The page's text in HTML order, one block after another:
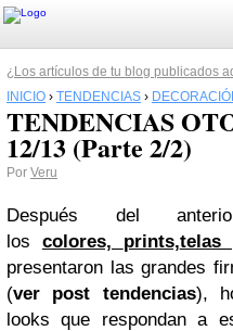
¿Los artículos de tu blog publicados
INICIO › TENDENCIAS ›
TENDENCIAS
12/13 (Parte 2/2)
Por Veru
Después del
los colores, prints,telas
presentaron las grandes
(ver post tendencias),
looks que respondan a